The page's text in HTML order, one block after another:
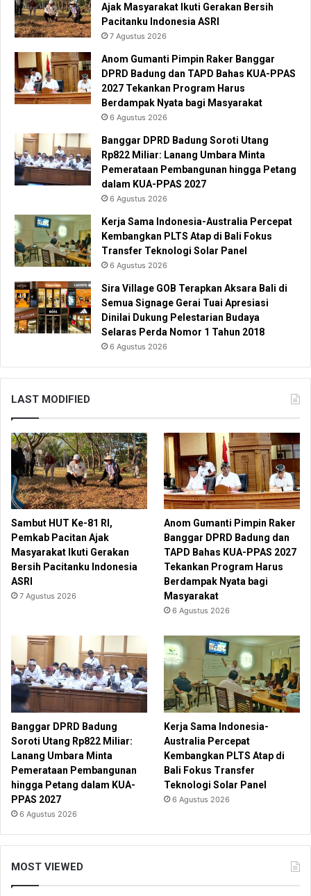
Ajak Masyarakat Ikuti Gerakan Bersih
Pacitanku Indonesia ASRI
7 Agustus 2026
Anom Gumanti Pimpin Raker Banggar
DPRD Badung dan TAPD Bahas KUA-PPAS
2027 Tekankan Program Harus
Berdampak Nyata bagi Masyarakat
6 Agustus 2026
Banggar DPRD Badung Soroti Utang
Rp822 Miliar: Lanang Umbara Minta
Pemerataan Pembangunan hingga Petang
dalam KUA-PPAS 2027
6 Agustus 2026
Kerja Sama Indonesia-Australia Percepat
Kembangkan PLTS Atap di Bali Fokus
Transfer Teknologi Solar Panel
6 Agustus 2026
Sira Village GOB Terapkan Aksara Bali di
Semua Signage Gerai Tuai Apresiasi
Dinilai Dukung Pelestarian Budaya
Selaras Perda Nomor 1 Tahun 2018
6 Agustus 2026
LAST MODIFIED
Sambut HUT Ke-81 RI,
Pemkab Pacitan Ajak
Masyarakat Ikuti Gerakan
Bersih Pacitanku Indonesia
ASRI
7 Agustus 2026
Anom Gumanti Pimpin Raker
Banggar DPRD Badung dan
TAPD Bahas KUA-PPAS 2027
Tekankan Program Harus
Berdampak Nyata bagi
Masyarakat
6 Agustus 2026
Banggar DPRD Badung
Soroti Utang Rp822 Miliar:
Lanang Umbara Minta
Pemerataan Pembangunan
hingga Petang dalam KUA-
PPAS 2027
6 Agustus 2026
Kerja Sama Indonesia-
Australia Percepat
Kembangkan PLTS Atap di
Bali Fokus Transfer
Teknologi Solar Panel
6 Agustus 2026
MOST VIEWED